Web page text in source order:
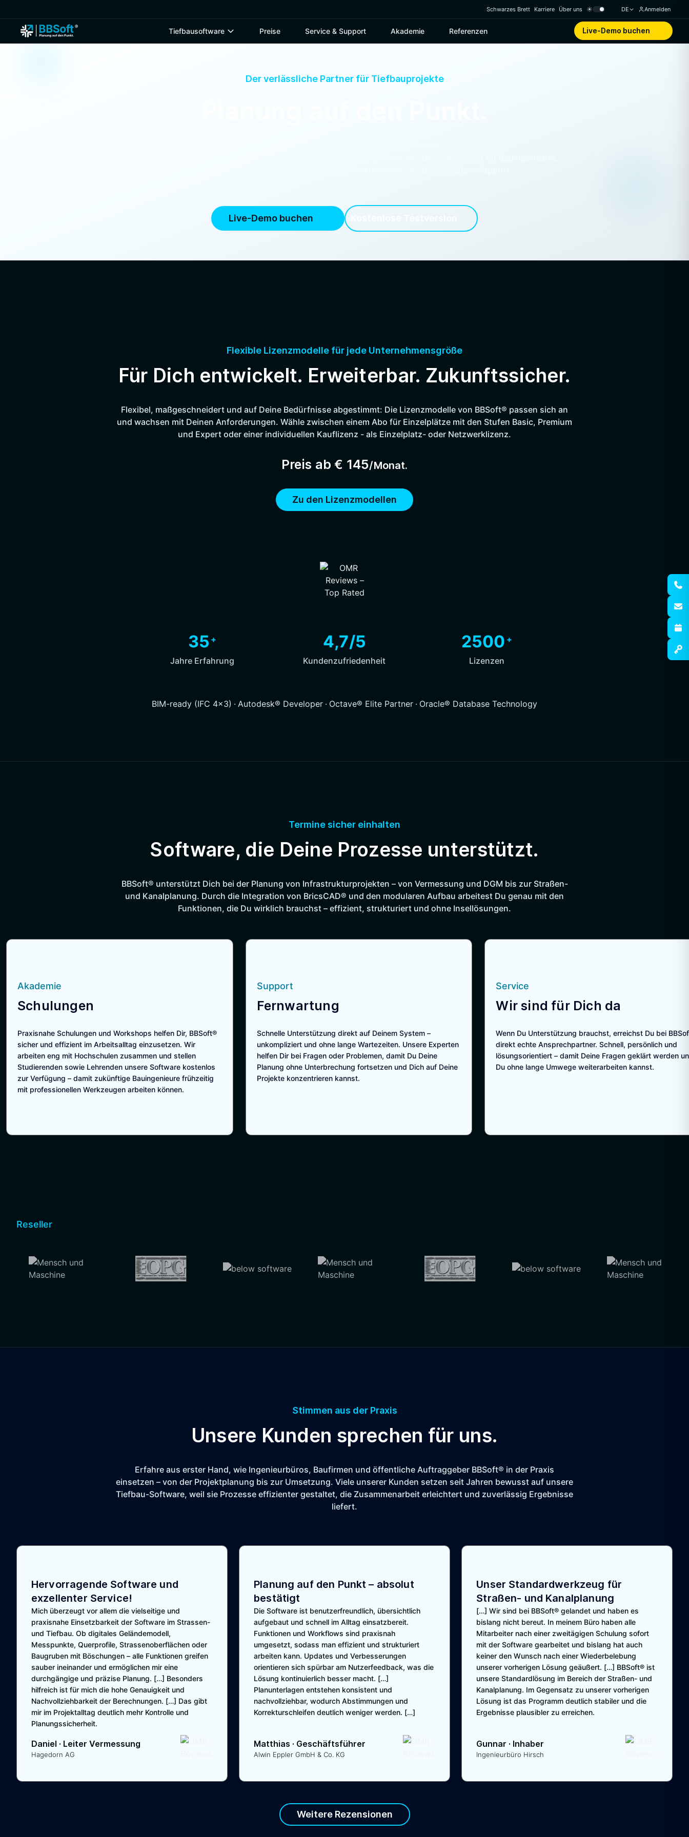
Schwarzes Brett Karriere Über uns DE Anmelden
Tiefbausoftware Preise Service & Support Akademie Referenzen Live-Demo buchen
Der verlässliche Partner für Tiefbauprojekte
Live-Demo buchen
Flexible Lizenzmodelle für jede Unternehmensgröße
Für Dich entwickelt. Erweiterbar. Zukunftssicher.
Flexibel, maßgeschneidert und auf Deine Bedürfnisse abgestimmt: Die Lizenzmodelle von BBSoft® passen sich an
und wachsen mit Deinen Anforderungen. Wähle zwischen einem Abo für Einzelplätze mit den Stufen Basic, Premium
und Expert oder einer individuellen Kauflizenz - als Einzelplatz- oder Netzwerklizenz.
Preis ab € 145/Monat.
Zu den Lizenzmodellen
35 +
Jahre Erfahrung
4,7/5
Kundenzufriedenheit
2500 +
Lizenzen
BIM-ready (IFC 4x3) · Autodesk® Developer · Octave® Elite Partner · Oracle® Database Technology
Termine sicher einhalten
Software, die Deine Prozesse unterstützt.
BBSoft® unterstützt Dich bei der Planung von Infrastrukturprojekten – von Vermessung und DGM bis zur Straßen-
und Kanalplanung. Durch die Integration von BricsCAD® und den modularen Aufbau arbeitest Du genau mit den
Funktionen, die Du wirklich brauchst – effizient, strukturiert und ohne Insellösungen.
Akademie
Schulungen
Praxisnahe Schulungen und Workshops helfen Dir, BBSoft®
sicher und effizient im Arbeitsalltag einzusetzen. Wir
arbeiten eng mit Hochschulen zusammen und stellen
Studierenden sowie Lehrenden unsere Software kostenlos
zur Verfügung – damit zukünftige Bauingenieure frühzeitig
mit professionellen Werkzeugen arbeiten können.
Support
Fernwartung
Schnelle Unterstützung direkt auf Deinem System –
unkompliziert und ohne lange Wartezeiten. Unsere Experten
helfen Dir bei Fragen oder Problemen, damit Du Deine
Planung ohne Unterbrechung fortsetzen und Dich auf Deine
Projekte konzentrieren kannst.
Service
Wir sind für Dich da
Wenn Du Unterstützung brauchst, erreichst Du bei
direkt echte Ansprechpartner. Schnell, persönlich und
lösungsorientiert – damit Deine Fragen geklärt werden
Du ohne lange Umwege weiterarbeiten kannst.
Reseller
Stimmen aus der Praxis
Unsere Kunden sprechen für uns.
Erfahre aus erster Hand, wie Ingenieurbüros, Baufirmen und öffentliche Auftraggeber BBSoft® in der Praxis
einsetzen – von der Projektplanung bis zur Umsetzung. Viele unserer Kunden setzen seit Jahren bewusst auf unsere
Tiefbau-Software, weil sie Prozesse effizienter gestaltet, die Zusammenarbeit erleichtert und zuverlässig Ergebnisse
liefert.
Hervorragende Software und
exzellenter Service!
Mich überzeugt vor allem die vielseitige und
praxisnahe Einsetzbarkeit der Software im Strassen-
und Tiefbau. Ob digitales Geländemodell,
Messpunkte, Querprofile, Strassenoberflächen oder
Baugruben mit Böschungen – alle Funktionen greifen
sauber ineinander und ermöglichen mir eine
durchgängige und präzise Planung. […] Besonders
hilfreich ist für mich die hohe Genauigkeit und
Nachvollziehbarkeit der Berechnungen. […] Das gibt
mir im Projektalltag deutlich mehr Kontrolle und
Planungssicherheit.
Daniel · Leiter Vermessung
Hagedorn AG
Planung auf den Punkt – absolut
bestätigt
Die Software ist benutzerfreundlich, übersichtlich
aufgebaut und schnell im Alltag einsatzbereit.
Funktionen und Workflows sind praxisnah
umgesetzt, sodass man effizient und strukturiert
arbeiten kann. Updates und Verbesserungen
orientieren sich spürbar am Nutzerfeedback, was die
Lösung kontinuierlich besser macht. […]
Planunterlagen entstehen konsistent und
nachvollziehbar, wodurch Abstimmungen und
Korrekturschleifen deutlich weniger werden. […]
Matthias · Geschäftsführer
Alwin Eppler GmbH & Co. KG
Unser Standardwerkzeug für
Straßen- und Kanalplanung
[…] Wir sind bei BBSoft® gelandet und haben es
bislang nicht bereut. In meinem Büro haben alle
Mitarbeiter nach einer zweitägigen Schulung sofort
mit der Software gearbeitet und bislang hat auch
keiner den Wunsch nach einer Wiederbelebung
unserer vorherigen Lösung geäußert. […] BBSoft® ist
unsere Standardlösung im Bereich der Straßen- und
Kanalplanung. Im Gegensatz zu unserer vorherigen
Lösung ist das Programm deutlich stabiler und die
Ergebnisse plausibler zu erreichen.
Gunnar · Inhaber
Ingenieurbüro Hirsch
Weitere Rezensionen